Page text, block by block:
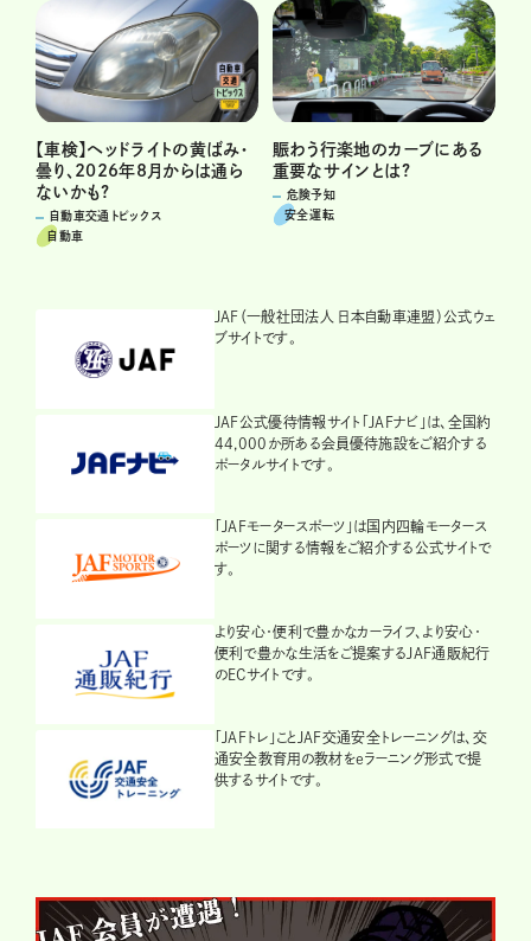
【車検】ヘッドライトの黄ばみ・
曇り、2026年8月からは通ら
ないかも?
自動車交通トピックス
自動車
賑わう行楽地のカーブにある
重要なサインとは?
危険予知
安全運転
JAF（一般社団法人 日本自動車連盟）公式ウェ
ブサイトです。
JAF公式優待情報サイト「JAFナビ」は、全国約
44,000か所ある会員優待施設をご紹介する
ポータルサイトです。
「JAFモータースポーツ」は国内四輪モータース
ポーツに関する情報をご紹介する公式サイトで
す。
より安心・便利で豊かなカーライフ、より安心・
便利で豊かな生活をご提案するJAF通販紀行
のECサイトです。
「JAFトレ」ことJAF交通安全トレーニングは、交
通安全教育用の教材をeラーニング形式で提
供するサイトです。